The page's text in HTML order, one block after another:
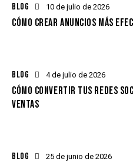
BLOG 10 de julio de 2026
CÓMO CREAR ANUNCIOS MÁS
BLOG 4 de julio de 2026
CÓMO CONVERTIR TUS REDES
VENTAS
BLOG 25 de junio de 2026